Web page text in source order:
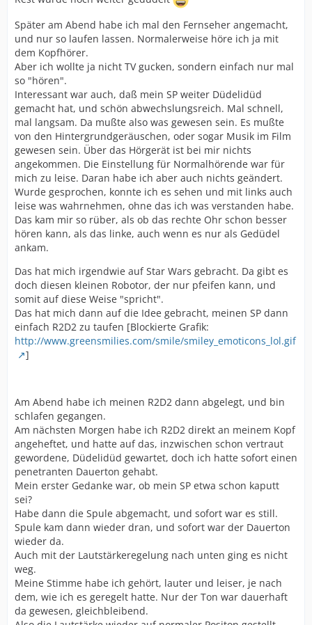
Später am Abend habe ich mal den Fernseher angemacht,
und nur so laufen lassen. Normalerweise höre ich ja mit
dem Kopfhörer.
Aber ich wollte ja nicht TV gucken, sondern einfach nur mal
so "hören".
Interessant war auch, daß mein SP weiter Düdelidüd
gemacht hat, und schön abwechslungsreich. Mal schnell,
mal langsam. Da mußte also was gewesen sein. Es mußte
von den Hintergrundgeräuschen, oder sogar Musik im Film
gewesen sein. Über das Hörgerät ist bei mir nichts
angekommen. Die Einstellung für Normalhörende war für
mich zu leise. Daran habe ich aber auch nichts geändert.
Wurde gesprochen, konnte ich es sehen und mit links auch
leise was wahrnehmen, ohne das ich was verstanden habe.
Das kam mir so rüber, als ob das rechte Ohr schon besser
hören kann, als das linke, auch wenn es nur als Gedüdel
ankam.
Das hat mich irgendwie auf Star Wars gebracht. Da gibt es
doch diesen kleinen Robotor, der nur pfeifen kann, und
somit auf diese Weise "spricht".
Das hat mich dann auf die Idee gebracht, meinen SP dann
einfach R2D2 zu taufen [Blockierte Grafik:
http://www.greensmilies.com/smile/smiley_emoticons_lol.gif
]
Am Abend habe ich meinen R2D2 dann abgelegt, und bin
schlafen gegangen.
Am nächsten Morgen habe ich R2D2 direkt an meinem Kopf
angeheftet, und hatte auf das, inzwischen schon vertraut
gewordene, Düdelidüd gewartet, doch ich hatte sofort einen
penetranten Dauerton gehabt.
Mein erster Gedanke war, ob mein SP etwa schon kaputt
sei?
Habe dann die Spule abgemacht, und sofort war es still.
Spule kam dann wieder dran, und sofort war der Dauerton
wieder da.
Auch mit der Lautstärkeregelung nach unten ging es nicht
weg.
Meine Stimme habe ich gehört, lauter und leiser, je nach
dem, wie ich es geregelt hatte. Nur der Ton war dauerhaft
da gewesen, gleichbleibend.